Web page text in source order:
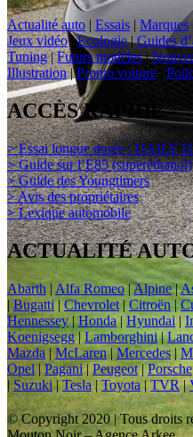
Actualité auto | Essais | Marques
Jeux vidéo|Ecologie|Guides
Tuning|Futurs modèles|
Illustration|Promo voiture
ACCÈS RAPIDE
> Essai longue durée : DAILY
> Guide sur l’E85 (superéthanol)
> Guide des Youngtimers
> Avis des propriétaires
> Lexique automobile
ACTUALITÉ
Abarth | Alfa Romeo|Alpine|
| Bugatti|Chevrolet|Citroën |
Hennessey| Honda| Hyundai |
Koenigsegg|Lamborghini|
Mazda |McLaren|Mercedes |
Opel | Pagani|Peugeot|Porsche
| Suzuki|Tesla| Toyota | TVR|
© Copyright 2020 | Tous droits